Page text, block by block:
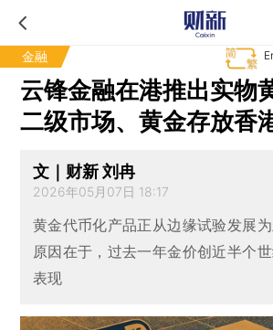
金融
云锋金融在港推出实物
二级市场、黄金存放香
文｜财新 刘冉
2026年05月07日 18:17
黄金代币化产品正从边缘试验发展
原因在于，过去一年金价创近半个
表现